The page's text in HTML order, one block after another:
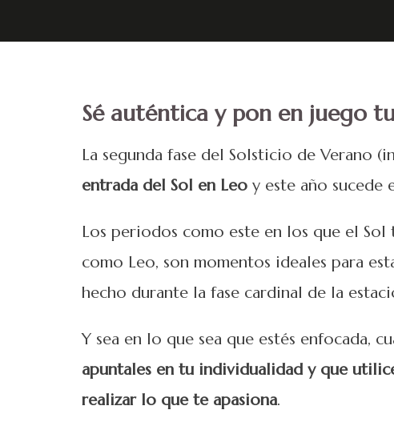
Sé auténtica y pon en juego
La segunda fase del Solsticio de Verano
entrada del Sol en Leo y este año sucede
Los periodos como este en los que el
como Leo, son momentos ideales para
hecho durante la fase cardinal de la
Y sea en lo que sea que estés enfocada,
apuntales en tu individualidad y que
realizar lo que te apasiona.